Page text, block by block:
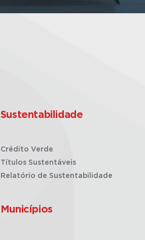
Sustentabilidade
Crédito Verde
Títulos Sustentáveis
Relatório de Sustentabilidade
Municípios